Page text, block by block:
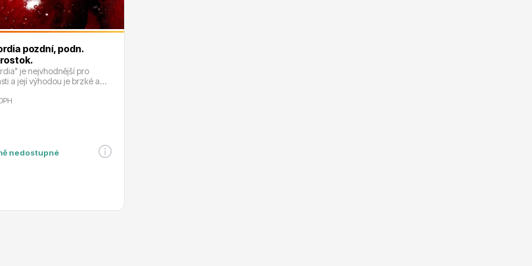
pozdní, podn.
je nejvhodnější pro
a její výhodou je brzké a
nedostupné